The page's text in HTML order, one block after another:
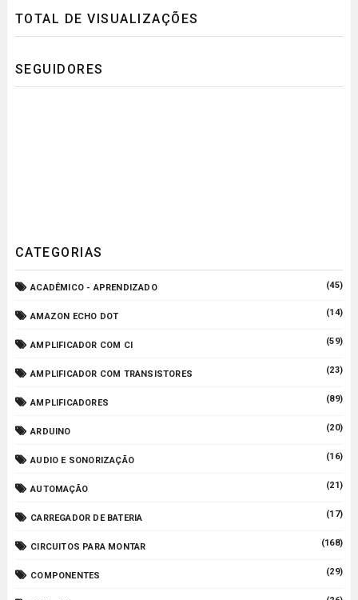
TOTAL DE VISUALIZAÇÕES
SEGUIDORES
CATEGORIAS
ACADÊMICO - APRENDIZADO (45)
AMAZON ECHO DOT (14)
AMPLIFICADOR COM CI (59)
AMPLIFICADOR COM TRANSISTORES (23)
AMPLIFICADORES (89)
ARDUINO (20)
AUDIO E SONORIZAÇÃO (16)
AUTOMAÇÃO (21)
CARREGADOR DE BATERIA (17)
CIRCUITOS PARA MONTAR (168)
COMPONENTES (29)